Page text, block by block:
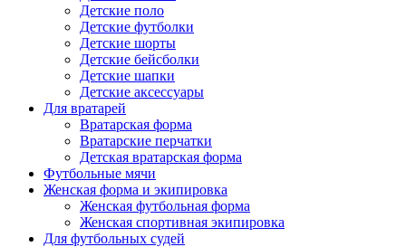
Детские поло
Детские футболки
Детские шорты
Детские бейсболки
Детские шапки
Детские аксессуары
Для вратарей
Вратарская форма
Вратарские перчатки
Детская вратарская форма
Футбольные мячи
Женская форма и экипировка
Женская футбольная форма
Женская спортивная экипировка
Для футбольных судей